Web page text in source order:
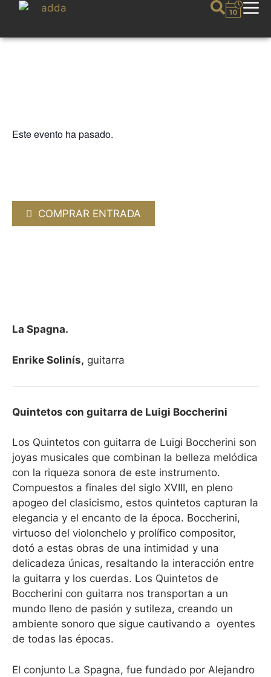
Este evento ha pasado.
COMPRAR ENTRADA
La Spagna.
Enrike Solinís, guitarra
Quintetos con guitarra de Luigi Boccherini
Los Quintetos con guitarra de Luigi Boccherini son
joyas musicales que combinan la belleza melódica
con la riqueza sonora de este instrumento.
Compuestos a finales del siglo XVIII, en pleno
apogeo del clasicismo, estos quintetos capturan la
elegancia y el encanto de la época. Boccherini,
virtuoso del violonchelo y prolífico compositor,
dotó a estas obras de una intimidad y una
delicadeza únicas, resaltando la interacción entre
la guitarra y los cuerdas. Los Quintetos de
Boccherini con guitarra nos transportan a un
mundo lleno de pasión y sutileza, creando un
ambiente sonoro que sigue cautivando a oyentes
de todas las épocas.
El conjunto La Spagna, fue fundado por Alejandro